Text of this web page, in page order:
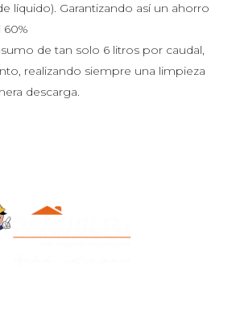
líquido). Garantizando así un ahorro
60%
de tan solo 6 litros por caudal,
realizando siempre una limpieza
descarga.